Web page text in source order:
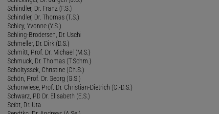
Schindler, Dr. Franz (F.S.)
Schindler, Dr. Thomas (T.S.)
Schley, Yvonne (Y.S.)
Schling-Brodersen, Dr. Uschi
Schmeller, Dr. Dirk (D.S.)
Schmitt, Prof. Dr. Michael (M.S.)
Schmuck, Dr. Thomas (T.Schm.)
Scholtyssek, Christine (Ch.S.)
Schön, Prof. Dr. Georg (G.S.)
Schönwiese, Prof. Dr. Christian-Dietrich (C.-D.S.)
Schwarz, PD Dr. Elisabeth (E.S.)
Seibt, Dr. Uta